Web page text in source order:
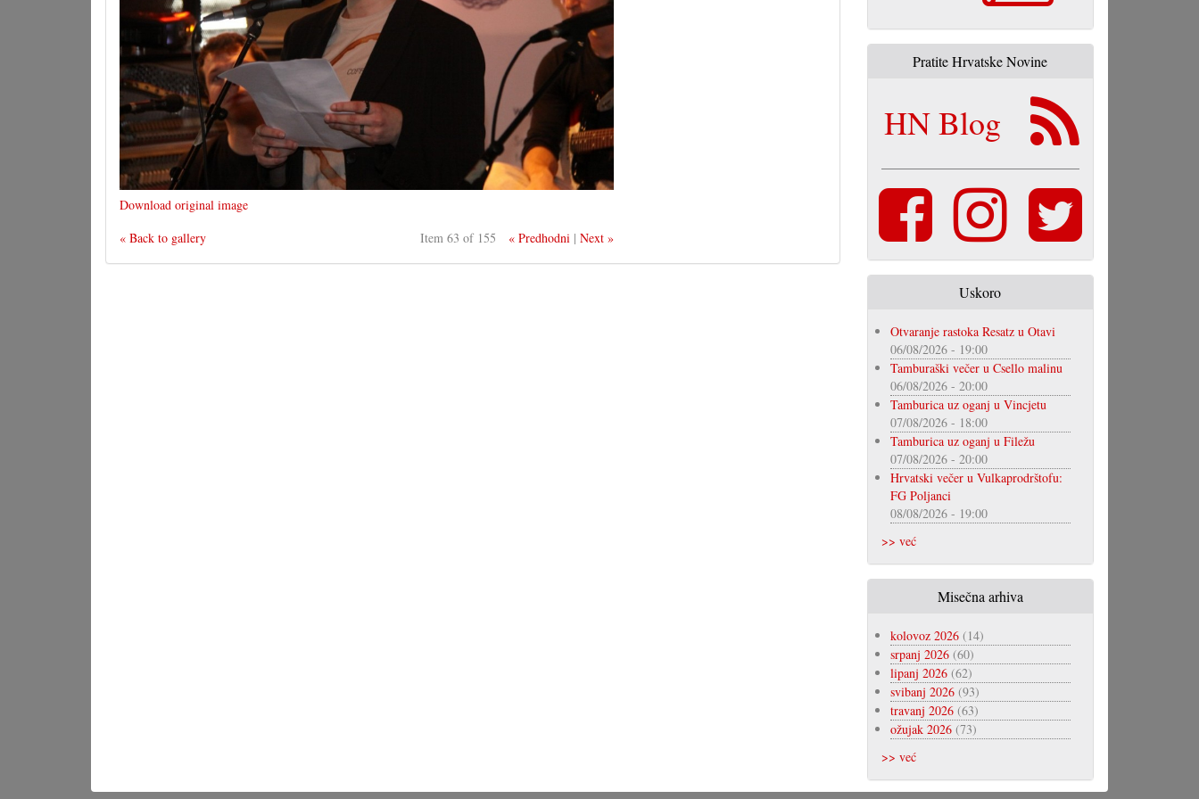
Download original image
« Back to gallery
Item 63 of 155 « Predhodni |Next »
Pratite Hrvatske Novine
HN Blog
Uskoro
Otvaranje rastoka Resatz u Otavi
06/08/2026 - 19:00
Tamburaški večer u Csello malinu
06/08/2026 - 20:00
Tamburica uz oganj u Vincjetu
07/08/2026 - 18:00
Tamburica uz oganj u Filežu
07/08/2026 - 20:00
Hrvatski večer u Vulkaprodrštofu:
FG Poljanci
08/08/2026 - 19:00
>> već
Misečna arhiva
kolovoz 2026(14)
srpanj 2026(60)
lipanj 2026(62)
svibanj 2026(93)
travanj 2026(63)
ožujak 2026(73)
>> već